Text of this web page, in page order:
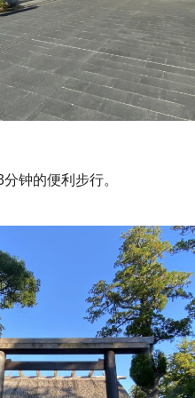
钟的便利步行。